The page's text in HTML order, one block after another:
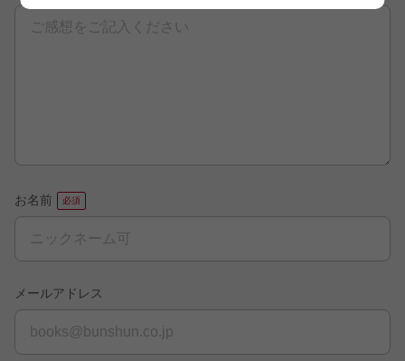
お名前
メールアドレス